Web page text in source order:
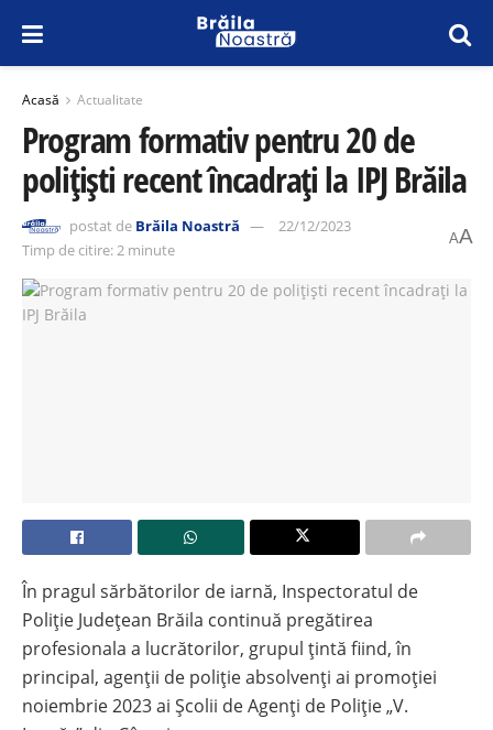
Acasă Actualitate
Program formativ pentru 20 de
polițiști recent încadrați la IPJ Brăila
postat de Brăila Noastră
22/12/2023
Timp de citire: 2 minute
AA
În pragul sărbătorilor de iarnă, Inspectoratul de
Poliție Județean Brăila continuă pregătirea
profesionala a lucrătorilor, grupul țintă fiind, în
principal, agenții de poliție absolvenți ai promoției
noiembrie 2023 ai Școlii de Agenți de Poliție „V.